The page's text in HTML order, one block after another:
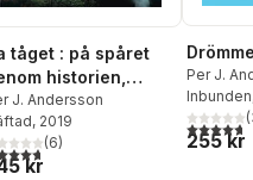
tåget : på spåret
historien,
och
J. Andersson
, 2019
utav 5 stjärnor. Totalt antal röster:
(6)
kr
Per J.
Inbunden
4,7utav (
255 kr